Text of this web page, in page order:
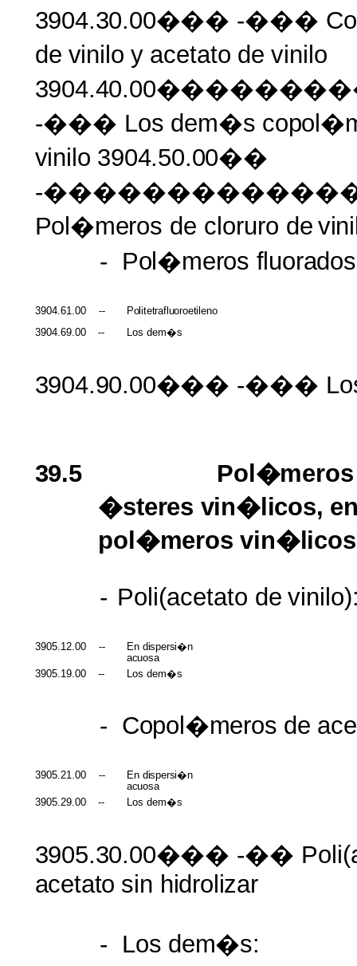
3904.30.00��� -���
de vinilo y acetato de vinilo
-��� Los dem�s
vinilo 3904.50.00��
-
Pol�meros de cloruro de
- Pol�meros
3904.61.00 --
Politetrafluoroetileno
3904.69.00
-- Los dem�s
3904.90.00��� -���
39.5
Pol�meros
�steres vin�licos,
pol�meros
- Poli(acetato de
3905.12.00 -- En dispersi�n
acuosa
3905.19.00
-- Los dem�s
- Copol�meros de
3905.21.00 -- En dispersi�n
acuosa
3905.29.00
-- Los dem�s
3905.30.00��� -��
acetato sin hidrolizar
- Los dem�s: